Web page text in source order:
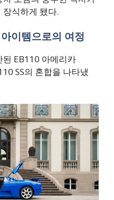
식하게 됐다.
이템으로의 여정
EB110 아메리카
SS의 혼합을 나타냈